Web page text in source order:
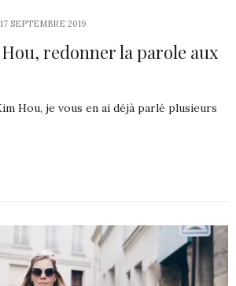
17 SEPTEMBRE 2019
redonner la parole aux
Hou, je vous en ai déjà parlé plusieurs